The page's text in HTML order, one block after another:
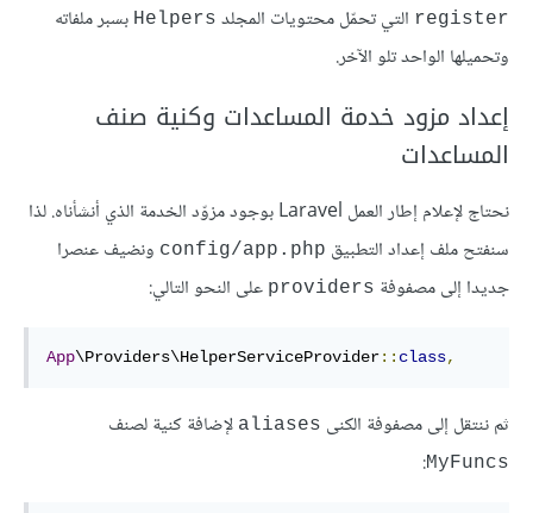
register التي تحمّل محتويات المجلد Helpers بسبر ملفاته
وتحميلها الواحد تلو الآخر.
إعداد مزود خدمة المساعدات وكنية صنف
المساعدات
نحتاج لإعلام إطار العمل Laravel بوجود مزوّد الخدمة الذي أنشأناه. لذا
سنفتح ملف إعداد التطبيق config/app.php ونضيف عنصرا
جديدا إلى مصفوفة providers على النحو التالي:
App\Providers\HelperServiceProvider:: class,
ثم ننتقل إلى مصفوفة الكنى aliases لإضافة كنية لصنف
MyFuncs
: